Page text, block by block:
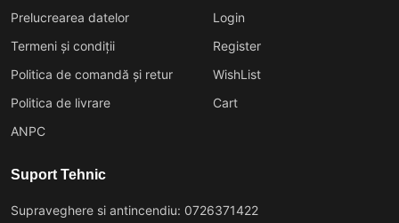
Prelucrearea datelor
Termeni și condiții
Politica de comandă și retur
Politica de livrare
ANPC
Login
Register
WishList
Cart
Suport Tehnic
Supraveghere si antincendiu: 0726371422